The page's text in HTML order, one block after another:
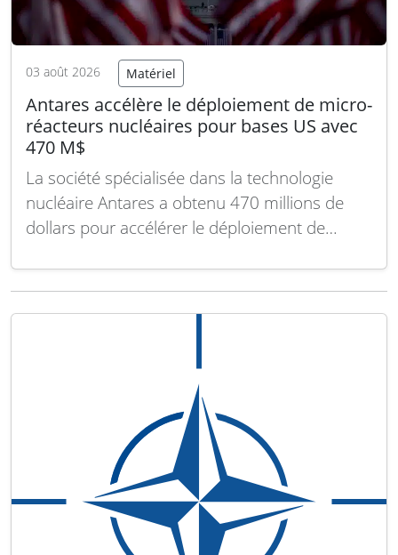
03 août 2026 Matériel
Antares accélère le déploiement de micro-
réacteurs nucléaires pour bases US avec
470 M$
La société spécialisée dans la technologie
nucléaire Antares a obtenu 470 millions de
dollars pour accélérer le déploiement de
usine, destinés aux installations des forces